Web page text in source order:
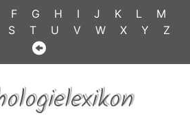
F G H I J K L
M
S T U V W X Y Z